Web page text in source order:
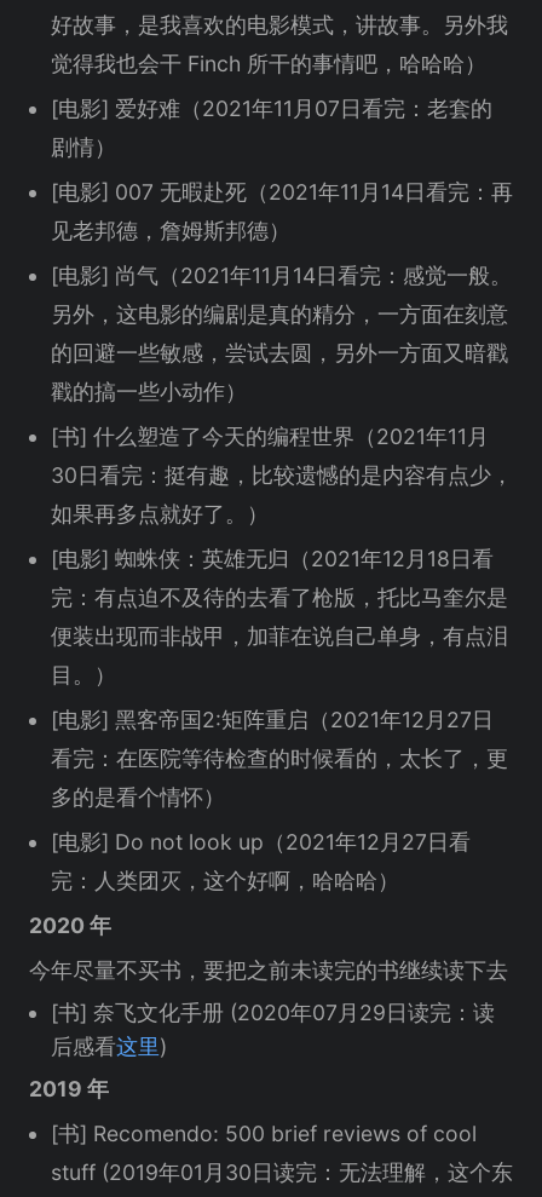
好故事，是我喜欢的电影模式，讲故事。另外我
觉得我也会干 Finch 所干的事情吧，哈哈哈）
[电影] 爱好难（2021年11月07日看完：老套的
剧情）
[电影] 007 无暇赴死（2021年11月14日看完：再
见老邦德，詹姆斯邦德）
[电影] 尚气（2021年11月14日看完：感觉一般。
另外，这电影的编剧是真的精分，一方面在刻意
的回避一些敏感，尝试去圆，另外一方面又暗戳
戳的搞一些小动作）
[书] 什么塑造了今天的编程世界（2021年11月
30日看完：挺有趣，比较遗憾的是内容有点少，
如果再多点就好了。）
[电影] 蜘蛛侠：英雄无归（2021年12月18日看
完：有点迫不及待的去看了枪版，托比马奎尔是
便装出现而非战甲，加菲在说自己单身，有点泪
目。）
[电影] 黑客帝国2:矩阵重启（2021年12月27日
看完：在医院等待检查的时候看的，太长了，更
多的是看个情怀）
[电影] Do not look up（2021年12月27日看
完：人类团灭，这个好啊，哈哈哈）
2020 年
今年尽量不买书，要把之前未读完的书继续读下去
[书] 奈飞文化手册 (2020年07月29日读完：读
后感看这里)
2019 年
[书] Recomendo: 500 brief reviews of cool
stuff (2019年01月30日读完：无法理解，这个东